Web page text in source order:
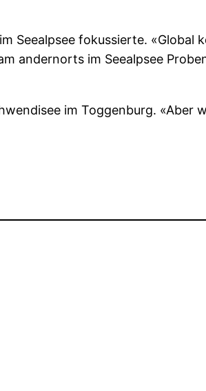
Seealpsee fokussierte. «Global
andernorts im Seealpsee
im Toggenburg. «Aber